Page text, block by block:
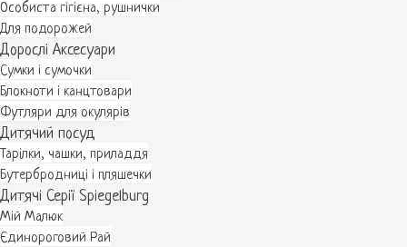
Особиста гігієна, рушнички
Для подорожей
Дорослі Аксесуари
Сумки і сумочки
Блокноти і канцтовари
Футляри для окулярів
Дитячий посуд
Тарілки, чашки, приладдя
Бутербродниці і пляшечки
Дитячі Серії Spiegelburg
Мій Малюк
Єдинороговий Рай